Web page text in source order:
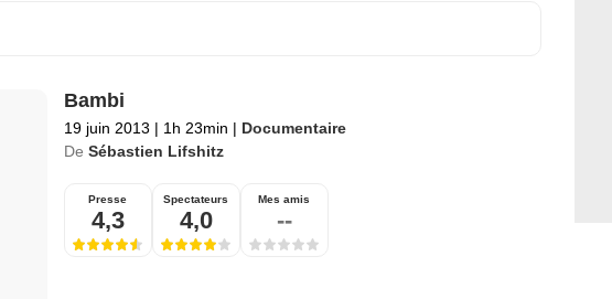
Bambi
19 juin 2013 | 1h 23min | Documentaire
De Sébastien Lifshitz
Presse
4,3
Spectateurs
4,0
Mes amis
--